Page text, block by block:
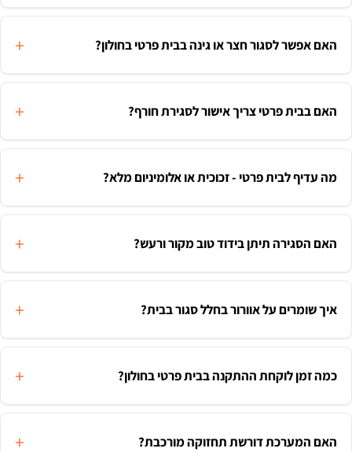
האם אפשר לסגור חצר או גינה בבית פרטי בחולון?
האם בבית פרטי צריך אישור לסגירת חורף?
מה עדיף לבית פרטי - זכוכית או אלומיניום מלא?
האם הסגירה תיתן בידוד טוב מקור ורעש?
איך שומרים על אוורור בחלל סגור בבית?
כמה זמן לוקחת ההתקנה בבית פרטי בחולון?
האם המערכת דורשת תחזוקה מורכבת?